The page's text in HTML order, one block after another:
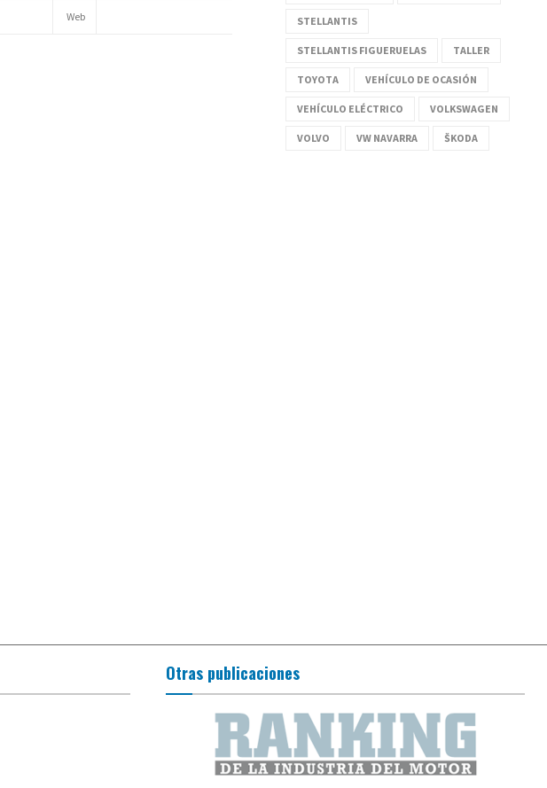
STELLANTIS
STELLANTIS FIGUERUELAS TALLER
TOYOTA VEHÍCULO DE OCASIÓN
VEHÍCULO ELÉCTRICO VOLKSWAGEN
VOLVO VW NAVARRA ŠKODA
Otras publicaciones